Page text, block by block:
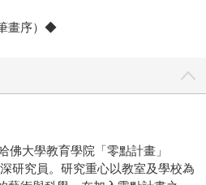
畫序）◆
佛大學教育學院「零點計畫」
研究員。研究重心以教室及學校為